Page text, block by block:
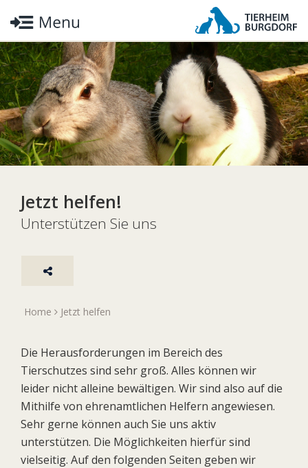
Jetzt helfen!
Unterstützen Sie uns
Home Jetzt helfen
Die Herausforderungen im Bereich des
Tierschutzes sind sehr groß. Alles können wir
leider nicht alleine bewältigen. Wir sind also auf die
Mithilfe von ehrenamtlichen Helfern angewiesen.
Sehr gerne können auch Sie uns aktiv
unterstützen. Die Möglichkeiten hierfür sind
vielseitig. Auf den folgenden Seiten geben wir